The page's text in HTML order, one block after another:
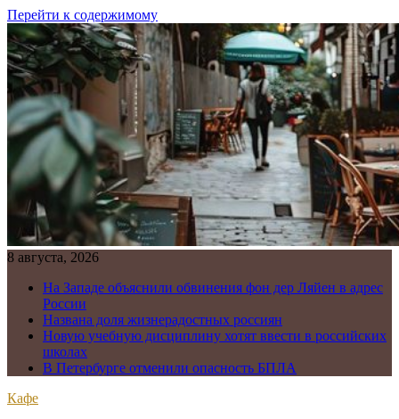
Перейти к содержимому
8 августа, 2026
На Западе объяснили обвинения фон дер Ляйен в адрес
России
Названа доля жизнерадостных россиян
Новую учебную дисциплину хотят ввести в российских
школах
В Петербурге отменили опасность БПЛА
Кафе